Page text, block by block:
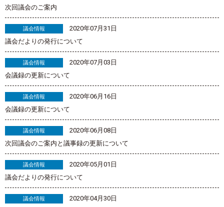
次回議会のご案内
議会情報
2020年07月31日
議会だよりの発行について
議会情報
2020年07月03日
会議録の更新について
議会情報
2020年06月16日
会議録の更新について
議会情報
2020年06月08日
次回議会のご案内と議事録の更新について
議会情報
2020年05月01日
議会だよりの発行について
議会情報
2020年04月30日